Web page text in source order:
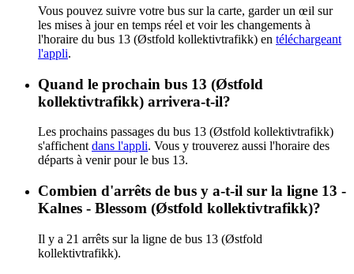
Vous pouvez suivre votre bus sur la carte, garder un œil sur
les mises à jour en temps réel et voir les changements à
l'horaire du bus 13 (Østfold kollektivtrafikk) en téléchargeant
l'appli.
Quand le prochain bus 13 (Østfold
kollektivtrafikk) arrivera-t-il?
Les prochains passages du bus 13 (Østfold kollektivtrafikk)
s'affichent dans l'appli. Vous y trouverez aussi l'horaire des
départs à venir pour le bus 13.
Combien d'arrêts de bus y a-t-il sur la ligne 13 -
Kalnes - Blessom (Østfold kollektivtrafikk)?
Il y a 21 arrêts sur la ligne de bus 13 (Østfold
kollektivtrafikk).